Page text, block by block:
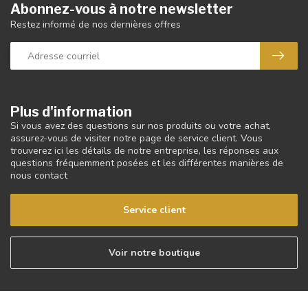
Plus d'information
Si vous avez des questions sur nos produits ou votre achat,
assurez-vous de visiter notre page de service client. Vous
trouverez ici les détails de notre entreprise, les réponses aux
questions fréquemment posées et les différentes manières de
nous contact
Service client
Voir notre boutique
Abonnez-vous à notre newsletter
Restez informé de nos dernières offres